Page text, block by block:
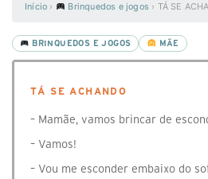
Início › Brinquedos e jogos › TÁ SE
BRINQUEDOS E JOGOS MÃE
TÁ SE ACHANDO
– Mamãe, vamos brincar de
– Vamos!
– Vou me esconder embaixo do